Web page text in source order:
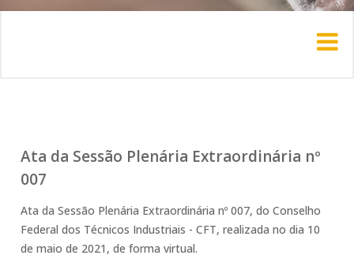
Ata da Sessão Plenária Extraordinária nº
007
Ata da Sessão Plenária Extraordinária nº 007, do Conselho
Federal dos Técnicos Industriais - CFT, realizada no dia 10
de maio de 2021, de forma virtual.